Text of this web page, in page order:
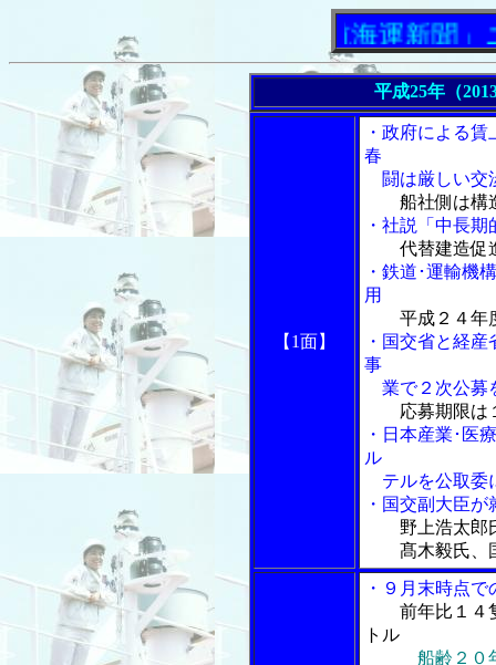
「内航海運新聞」ニュー
平成25年（
【1面】
・政府による
春
闘は厳しい交
船社側は構
・社説「中長
代替建造促
・鉄道･運輸機
用
平成２４年
・国交省と経
事
業で２次公募
応募期限は
・日本産業･医
ル
テルを公取委
・国交副大臣
野上浩太郎
髙木毅氏、国
・９月末時点
前年比１４
トル
船齢２０